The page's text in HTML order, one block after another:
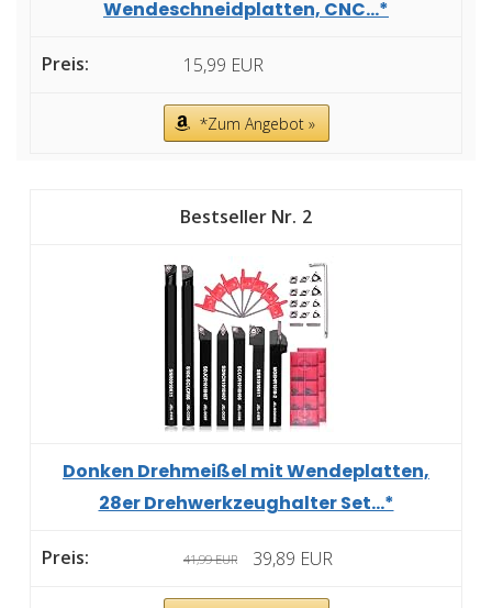
Wendeschneidplatten, CNC...*
15,99 EUR
*Zum Angebot »
2
Donken Drehmeißel mit Wendeplatten,
28er Drehwerkzeughalter Set...*
41,99 EUR 39,89 EUR